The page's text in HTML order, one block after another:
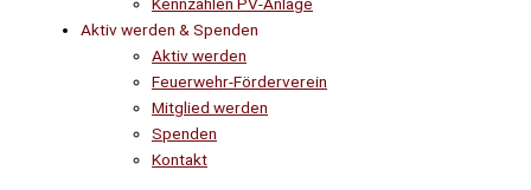
Aktiv werden & Spenden
Aktiv werden
Feuerwehr-Förderverein
Mitglied werden
Spenden
Kontakt